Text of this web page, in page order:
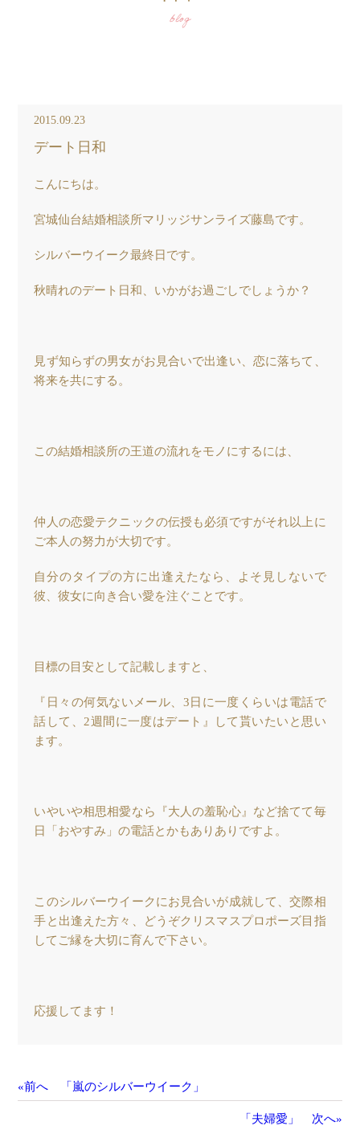
blog
2015.09.23
デート日和
こんにちは。
宮城仙台結婚相談所マリッジサンライズ藤島です。
シルバーウイーク最終日です。
秋晴れのデート日和、いかがお過ごしでしょうか？
見ず知らずの男女がお見合いで出逢い、恋に落ちて、
将来を共にする。
この結婚相談所の王道の流れをモノにするには、
仲人の恋愛テクニックの伝授も必須ですがそれ以上に
ご本人の努力が大切です。
自分のタイプの方に出逢えたなら、よそ見しないで
彼、彼女に向き合い愛を注ぐことです。
目標の目安として記載しますと、
『日々の何気ないメール、3日に一度くらいは電話で
話して、2週間に一度はデート』して貰いたいと思い
ます。
いやいや相思相愛なら『大人の羞恥心』など捨てて毎
日「おやすみ」の電話とかもありありですよ。
このシルバーウイークにお見合いが成就して、交際相
手と出逢えた方々、どうぞクリスマスプロポーズ目指
してご縁を大切に育んで下さい。
応援してます！
«前へ 「嵐のシルバーウイーク」
「夫婦愛」 次へ»